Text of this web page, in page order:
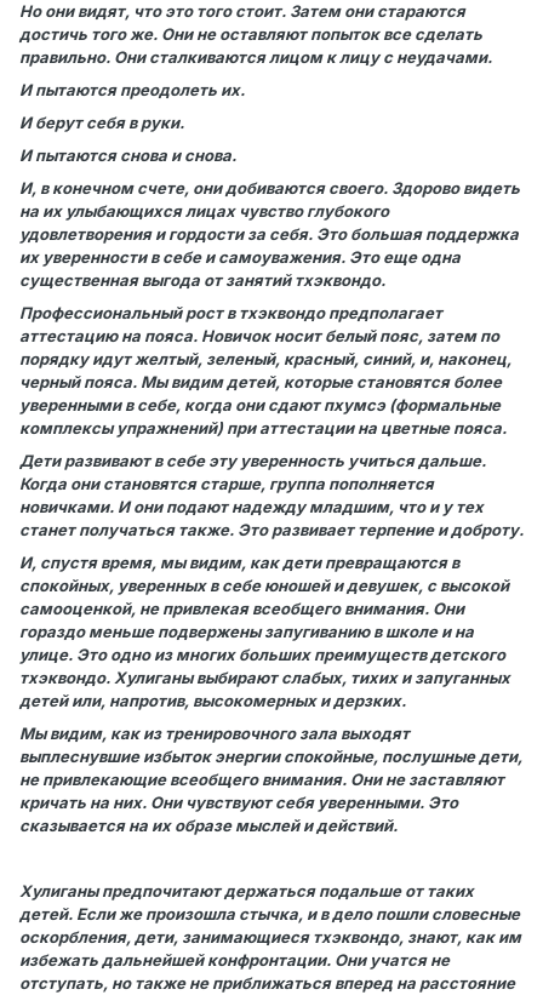
Но они видят, что это того стоит. Затем они стараются
достичь того же. Они не оставляют попыток все сделать
правильно. Они сталкиваются лицом к лицу с неудачами.
И пытаются преодолеть их.
И берут себя в руки.
И пытаются снова и снова.
И, в конечном счете, они добиваются своего. Здорово видеть
на их улыбающихся лицах чувство глубокого
удовлетворения и гордости за себя. Это большая поддержка
их уверенности в себе и самоуважения. Это еще одна
существенная выгода от занятий тхэквондо.
Профессиональный рост в тхэквондо предполагает
аттестацию на пояса. Новичок носит белый пояс, затем по
порядку идут желтый, зеленый, красный, синий, и, наконец,
черный пояса. Мы видим детей, которые становятся более
уверенными в себе, когда они сдают пхумсэ (формальные
комплексы упражнений) при аттестации на цветные пояса.
Дети развивают в себе эту уверенность учиться дальше.
Когда они становятся старше, группа пополняется
новичками. И они подают надежду младшим, что и у тех
станет получаться также. Это развивает терпение и доброту.
И, спустя время, мы видим, как дети превращаются в
спокойных, уверенных в себе юношей и девушек, с высокой
самооценкой, не привлекая всеобщего внимания. Они
гораздо меньше подвержены запугиванию в школе и на
улице. Это одно из многих больших преимуществ детского
тхэквондо. Хулиганы выбирают слабых, тихих и запуганных
детей или, напротив, высокомерных и дерзких.
Мы видим, как из тренировочного зала выходят
выплеснувшие избыток энергии спокойные, послушные дети,
не привлекающие всеобщего внимания. Они не заставляют
кричать на них. Они чувствуют себя уверенными. Это
сказывается на их образе мыслей и действий.
Хулиганы предпочитают держаться подальше от таких
детей. Если же произошла стычка, и в дело пошли словесные
оскорбления, дети, занимающиеся тхэквондо, знают, как им
избежать дальнейшей конфронтации. Они учатся не
отступать, но также не приближаться вперед на расстояние